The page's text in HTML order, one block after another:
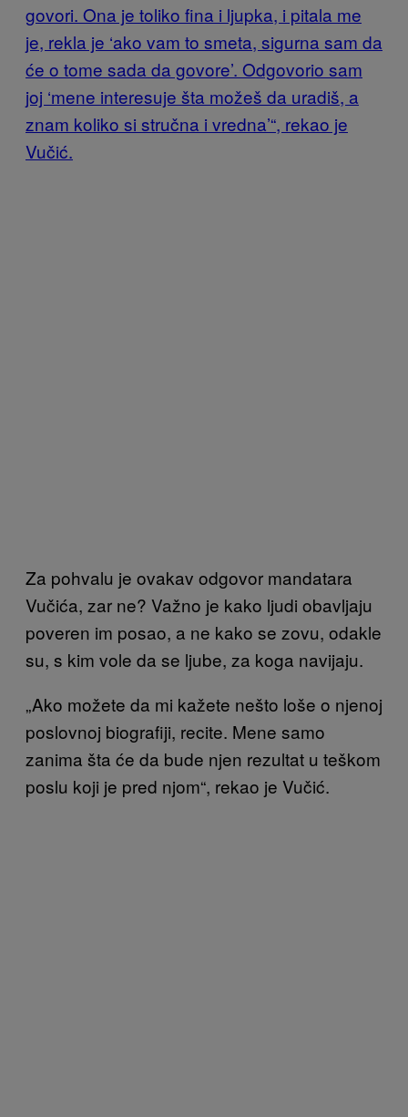
govori. Ona je toliko fina i ljupka, i pitala me
je, rekla je ‘ako vam to smeta, sigurna sam da
će o tome sada da govore’. Odgovorio sam
joj ‘mene interesuje šta možeš da uradiš, a
znam koliko si stručna i vredna’“, rekao je
Vučić.
Za pohvalu je ovakav odgovor mandatara
Vučića, zar ne? Važno je kako ljudi obavljaju
poveren im posao, a ne kako se zovu, odakle
su, s kim vole da se ljube, za koga navijaju.
„Ako možete da mi kažete nešto loše o njenoj
poslovnoj biografiji, recite. Mene samo
zanima šta će da bude njen rezultat u teškom
poslu koji je pred njom“, rekao je Vučić.